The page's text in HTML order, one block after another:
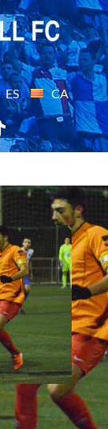
ES CA